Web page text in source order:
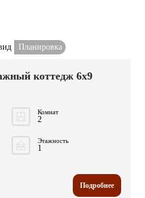
Планировка
коттедж 6x9
Комнат
2
Этажность
1
Подробнее